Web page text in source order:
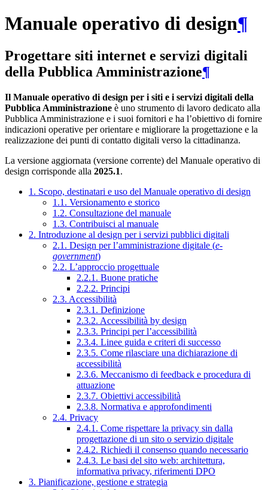
Manuale operativo di design¶
Progettare siti internet e servizi digitali
della Pubblica Amministrazione¶
Il Manuale operativo di design per i siti e i servizi digitali della
Pubblica Amministrazione è uno strumento di lavoro dedicato alla
Pubblica Amministrazione e i suoi fornitori e ha l’obiettivo di fornire
indicazioni operative per orientare e migliorare la progettazione e la
realizzazione dei punti di contatto digitali verso la cittadinanza.
La versione aggiornata (versione corrente) del Manuale operativo di
design corrisponde alla 2025.1.
1. Scopo, destinatari e uso del Manuale operativo di design
1.1. Versionamento e storico
1.2. Consultazione del manuale
1.3. Contribuisci al manuale
2. Introduzione al design per i servizi pubblici digitali
2.1. Design per l’amministrazione digitale (e-
government)
2.2. L’approccio progettuale
2.2.1. Buone pratiche
2.2.2. Principi
2.3. Accessibilità
2.3.1. Definizione
2.3.2. Accessibilità by design
2.3.3. Principi per l’accessibilità
2.3.4. Linee guida e criteri di successo
2.3.5. Come rilasciare una dichiarazione di
accessibilità
2.3.6. Meccanismo di feedback e procedura di
attuazione
2.3.7. Obiettivi accessibilità
2.3.8. Normativa e approfondimenti
2.4. Privacy
2.4.1. Come rispettare la privacy sin dalla
progettazione di un sito o servizio digitale
2.4.2. Richiedi il consenso quando necessario
2.4.3. Le basi del sito web: architettura,
informativa privacy, riferimenti DPO
3. Pianificazione, gestione e strategia